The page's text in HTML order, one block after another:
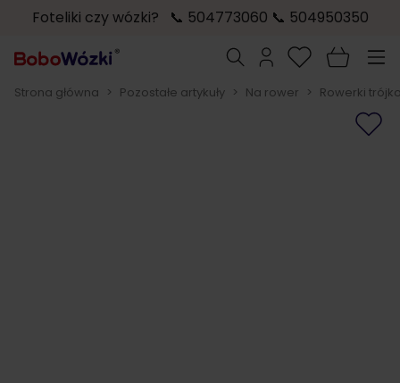
Foteliki czy wózki? 📞 504773060 📞 504950350
Szukaj
Strona główna > Pozostałe artykuły > Na rower > Rowerki